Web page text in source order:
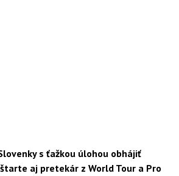
s ťažkou úlohou obhájiť
aj pretekár z World Tour a Pro